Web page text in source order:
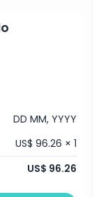
DD MM, YYYY
US$ 96.26 × 1
US$ 96.26